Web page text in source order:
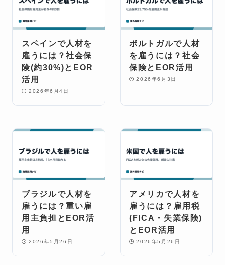
スペインで人材を
雇うには？社会保
険(約30%)とEOR
活用
2026年6月4日
ポルトガルで人材
を雇うには？社会
保険とEOR活用
2026年6月3日
ブラジルで人材を
雇うには？重い雇
用主負担とEOR活
用
2026年5月26日
アメリカで人材を
雇うには？雇用税
(FICA・失業保険)
とEOR活用
2026年5月26日